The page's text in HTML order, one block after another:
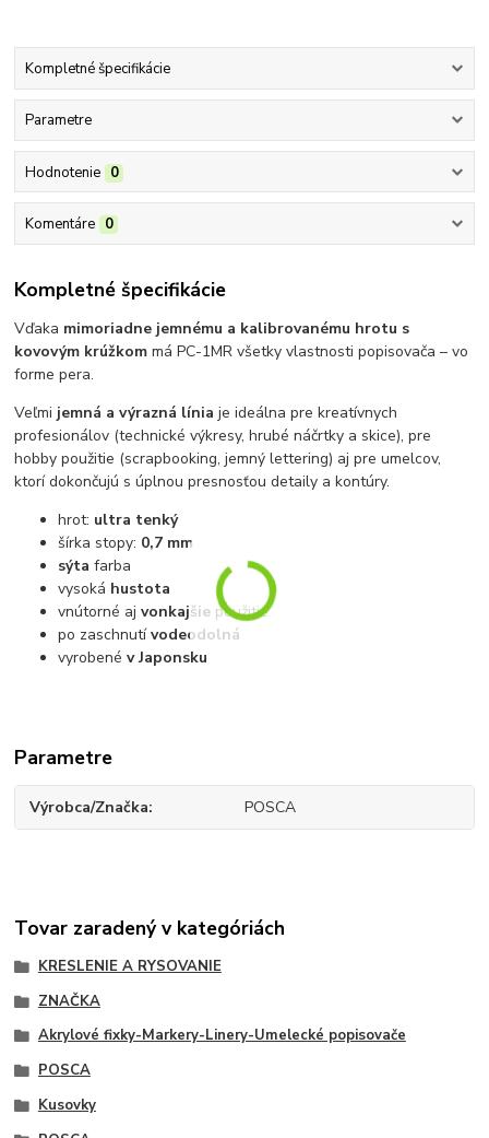
Kompletné špecifikácie
Parametre
Hodnotenie 0
Komentáre 0
Kompletné špecifikácie
Vďaka mimoriadne jemnému a kalibrovanému hrotu s
kovovým krúžkom má PC-1MR všetky vlastnosti popisovača – vo
forme pera.
Veľmi jemná a výrazná línia je ideálna pre kreatívnych
profesionálov (technické výkresy, hrubé náčrtky a skice), pre
hobby použitie (scrapbooking, jemný lettering) aj pre umelcov,
ktorí dokončujú s úplnou presnosťou detaily a kontúry.
hrot: ultra tenký
šírka stopy: 0,7 mm
sýtafarba
vysoká hustota
vnútorné ajvonkajšie použitie
po zaschnutívodeodolná
vyrobenév Japonsku
Parametre
Výrobca/Značka POSCA
Tovar zaradený v kategóriách
KRESLENIE A RYSOVANIE
ZNAČKA
Akrylové fixky-Markery-Linery-Umelecké popisovače
POSCA
Kusovky